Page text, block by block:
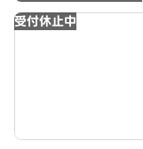
受付休止中